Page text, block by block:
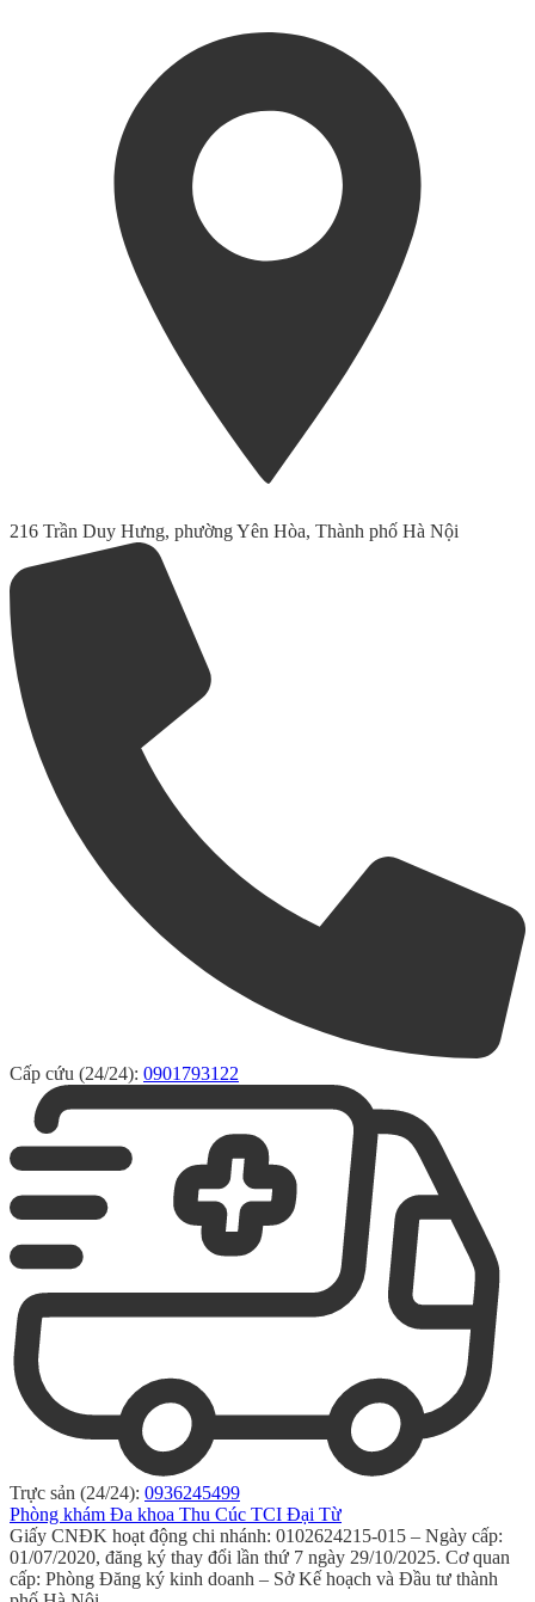
216 Trần Duy Hưng, phường Yên Hòa, Thành phố Hà Nội
Cấp cứu (24/24): 0901793122
Trực sản (24/24): 0936245499
Phòng khám Đa khoa Thu Cúc TCI Đại Từ
Giấy CNĐK hoạt động chi nhánh: 0102624215-015 – Ngày cấp:
01/07/2020, đăng ký thay đổi lần thứ 7 ngày 29/10/2025. Cơ quan
cấp: Phòng Đăng ký kinh doanh – Sở Kế hoạch và Đầu tư thành